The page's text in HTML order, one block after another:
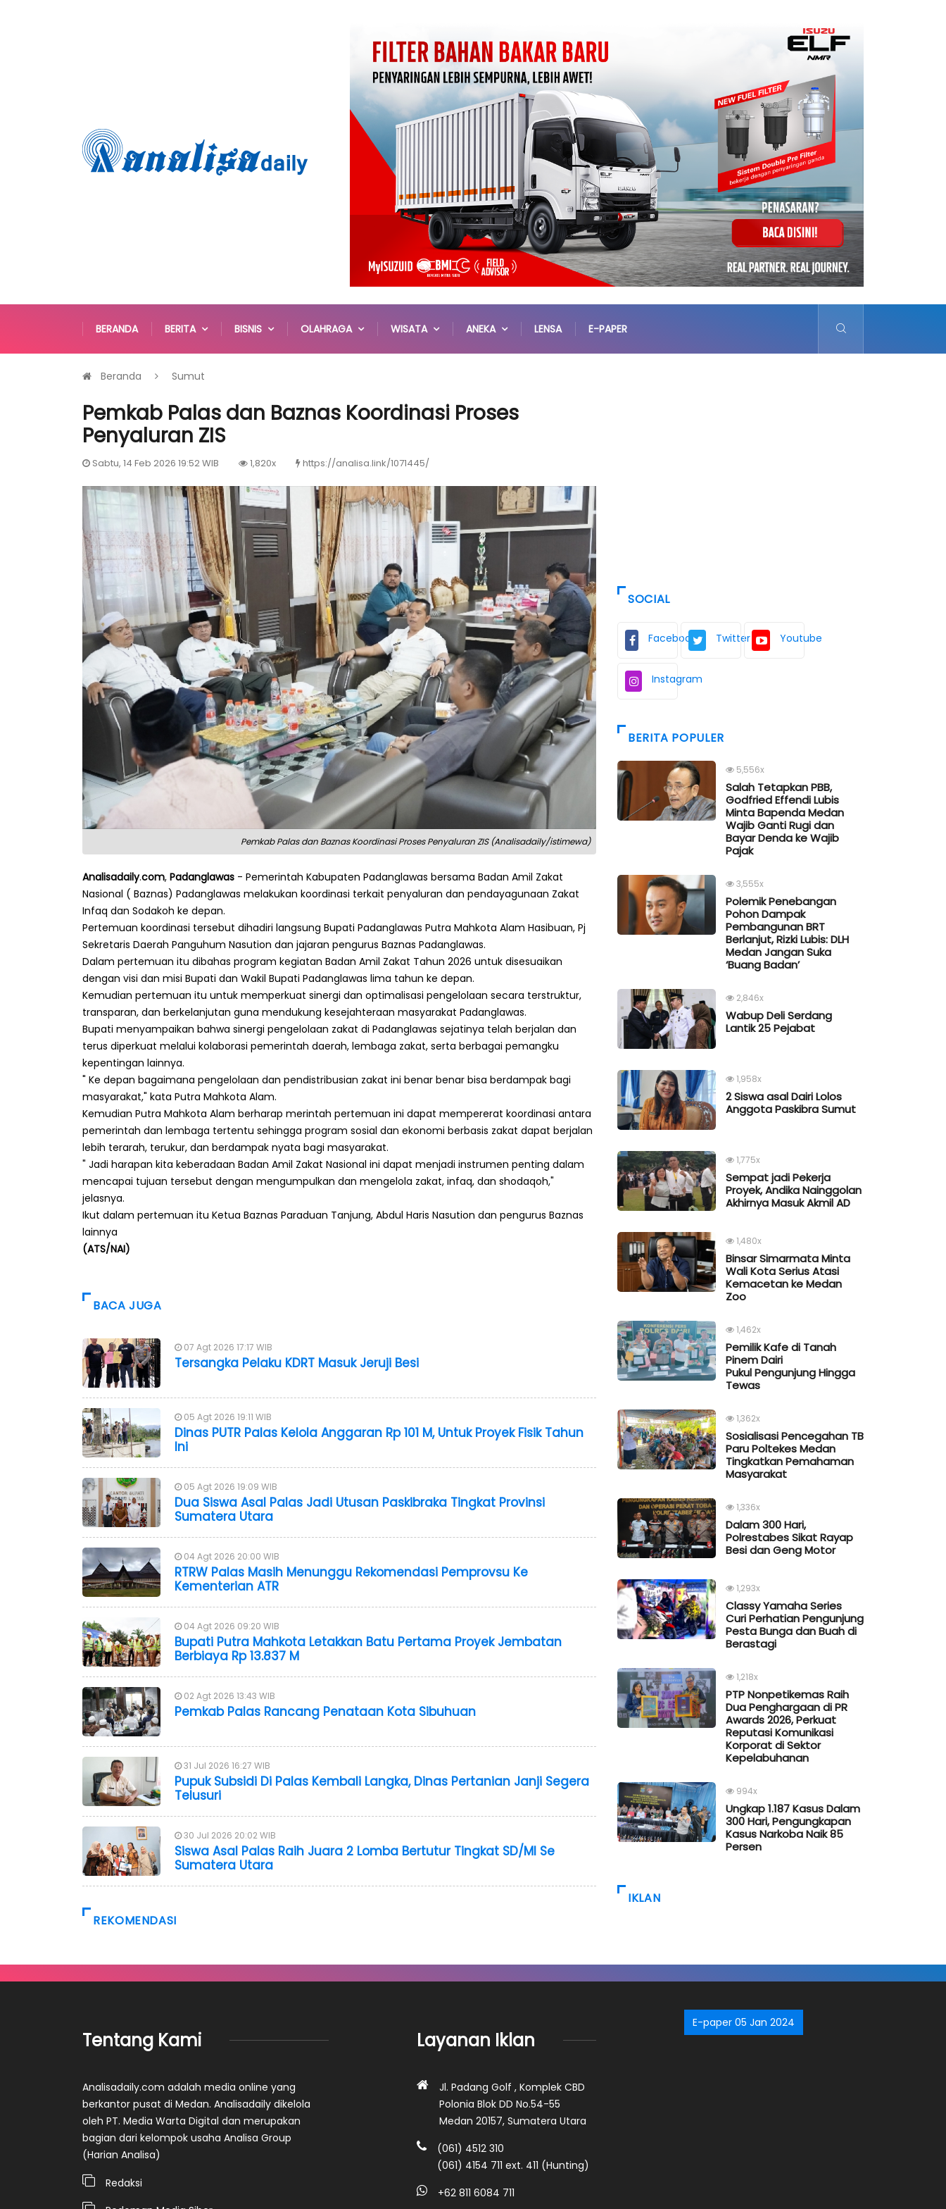
BERANDA BERITA BISNIS OLAHRAGA WISATA ANEKA LENSA E-PAPER
Beranda Sumut
Pemkab Palas dan Baznas Koordinasi Proses
Penyaluran ZIS
Sabtu, 14 Feb 2026 19:52 WIB 1,820x https://analisa.link/1071445/
Pemkab Palas dan Baznas Koordinasi Proses Penyaluran ZIS (Analisadaily/istimewa)
Analisadaily.com, Padanglawas - Pemerintah Kabupaten Padanglawas bersama Badan Amil Zakat
Nasional ( Baznas) Padanglawas melakukan koordinasi terkait penyaluran dan pendayagunaan Zakat
Infaq dan Sodakoh ke depan.
Pertemuan koordinasi tersebut dihadiri langsung Bupati Padanglawas Putra Mahkota Alam Hasibuan, Pj
Sekretaris Daerah Panguhum Nasution dan jajaran pengurus Baznas Padanglawas.
Dalam pertemuan itu dibahas program kegiatan Badan Amil Zakat Tahun 2026 untuk disesuaikan
dengan visi dan misi Bupati dan Wakil Bupati Padanglawas lima tahun ke depan.
Kemudian pertemuan itu untuk memperkuat sinergi dan optimalisasi pengelolaan secara terstruktur,
transparan, dan berkelanjutan guna mendukung kesejahteraan masyarakat Padanglawas.
Bupati menyampaikan bahwa sinergi pengelolaan zakat di Padanglawas sejatinya telah berjalan dan
terus diperkuat melalui kolaborasi pemerintah daerah, lembaga zakat, serta berbagai pemangku
kepentingan lainnya.
" Ke depan bagaimana pengelolaan dan pendistribusian zakat ini benar benar bisa berdampak bagi
masyarakat," kata Putra Mahkota Alam.
Kemudian Putra Mahkota Alam berharap merintah pertemuan ini dapat mempererat koordinasi antara
pemerintah dan lembaga tertentu sehingga program sosial dan ekonomi berbasis zakat dapat berjalan
lebih terarah, terukur, dan berdampak nyata bagi masyarakat.
" Jadi harapan kita keberadaan Badan Amil Zakat Nasional ini dapat menjadi instrumen penting dalam
mencapai tujuan tersebut dengan mengumpulkan dan mengelola zakat, infaq, dan shodaqoh,"
jelasnya.
Ikut dalam pertemuan itu Ketua Baznas Paraduan Tanjung, Abdul Haris Nasution dan pengurus Baznas
lainnya
(ATS/NAI)
BACA JUGA
07 Agt 2026 17:17 WIB
Tersangka Pelaku KDRT Masuk Jeruji Besi
05 Agt 2026 19:11 WIB
Dinas PUTR Palas Kelola Anggaran Rp 101 M, Untuk Proyek Fisik Tahun
Ini
05 Agt 2026 19:09 WIB
Dua Siswa Asal Palas Jadi Utusan Paskibraka Tingkat Provinsi
Sumatera Utara
04 Agt 2026 20:00 WIB
RTRW Palas Masih Menunggu Rekomendasi Pemprovsu Ke
Kementerian ATR
04 Agt 2026 09:20 WIB
Bupati Putra Mahkota Letakkan Batu Pertama Proyek Jembatan
Berbiaya Rp 13.837 M
02 Agt 2026 13:43 WIB
Pemkab Palas Rancang Penataan Kota Sibuhuan
31 Jul 2026 16:27 WIB
Pupuk Subsidi Di Palas Kembali Langka, Dinas Pertanian Janji Segera
Telusuri
30 Jul 2026 20:02 WIB
Siswa Asal Palas Raih Juara 2 Lomba Bertutur Tingkat SD/MI Se
Sumatera Utara
REKOMENDASI
SOCIAL
Facebook Twitter Youtube
Instagram
BERITA POPULER
5,556x
Salah Tetapkan PBB,
Godfried Effendi Lubis
Minta Bapenda Medan
Wajib Ganti Rugi dan
Bayar Denda ke Wajib
Pajak
3,555x
Polemik Penebangan
Pohon Dampak
Pembangunan BRT
Berlanjut, Rizki Lubis: DLH
Medan Jangan Suka
‘Buang Badan’
2,846x
Wabup Deli Serdang
Lantik 25 Pejabat
1,958x
2 Siswa asal Dairi Lolos
Anggota Paskibra Sumut
1,775x
Sempat jadi Pekerja
Proyek, Andika Nainggolan
Akhirnya Masuk Akmil AD
1,480x
Binsar Simarmata Minta
Wali Kota Serius Atasi
Kemacetan ke Medan
Zoo
1,462x
Pemilik Kafe di Tanah
Pinem Dairi
Pukul Pengunjung Hingga
Tewas
1,362x
Sosialisasi Pencegahan TB
Paru Poltekes Medan
Tingkatkan Pemahaman
Masyarakat
1,336x
Dalam 300 Hari,
Polrestabes Sikat Rayap
Besi dan Geng Motor
1,293x
Classy Yamaha Series
Curi Perhatian Pengunjung
Pesta Bunga dan Buah di
Berastagi
1,218x
PTP Nonpetikemas Raih
Dua Penghargaan di PR
Awards 2026, Perkuat
Reputasi Komunikasi
Korporat di Sektor
Kepelabuhanan
994x
Ungkap 1.187 Kasus Dalam
300 Hari, Pengungkapan
Kasus Narkoba Naik 85
Persen
IKLAN
Tentang Kami
Analisadaily.com adalah media online yang
berkantor pusat di Medan. Analisadaily dikelola
oleh PT. Media Warta Digital dan merupakan
bagian dari kelompok usaha Analisa Group
(Harian Analisa)
Redaksi
Layanan Iklan
Jl. Padang Golf , Komplek CBD
Polonia Blok DD No.54-55
Medan 20157, Sumatera Utara
(061) 4512 310
(061) 4154 711 ext. 411 (Hunting)
+62 811 6084 711
E-paper 05 Jan 2024